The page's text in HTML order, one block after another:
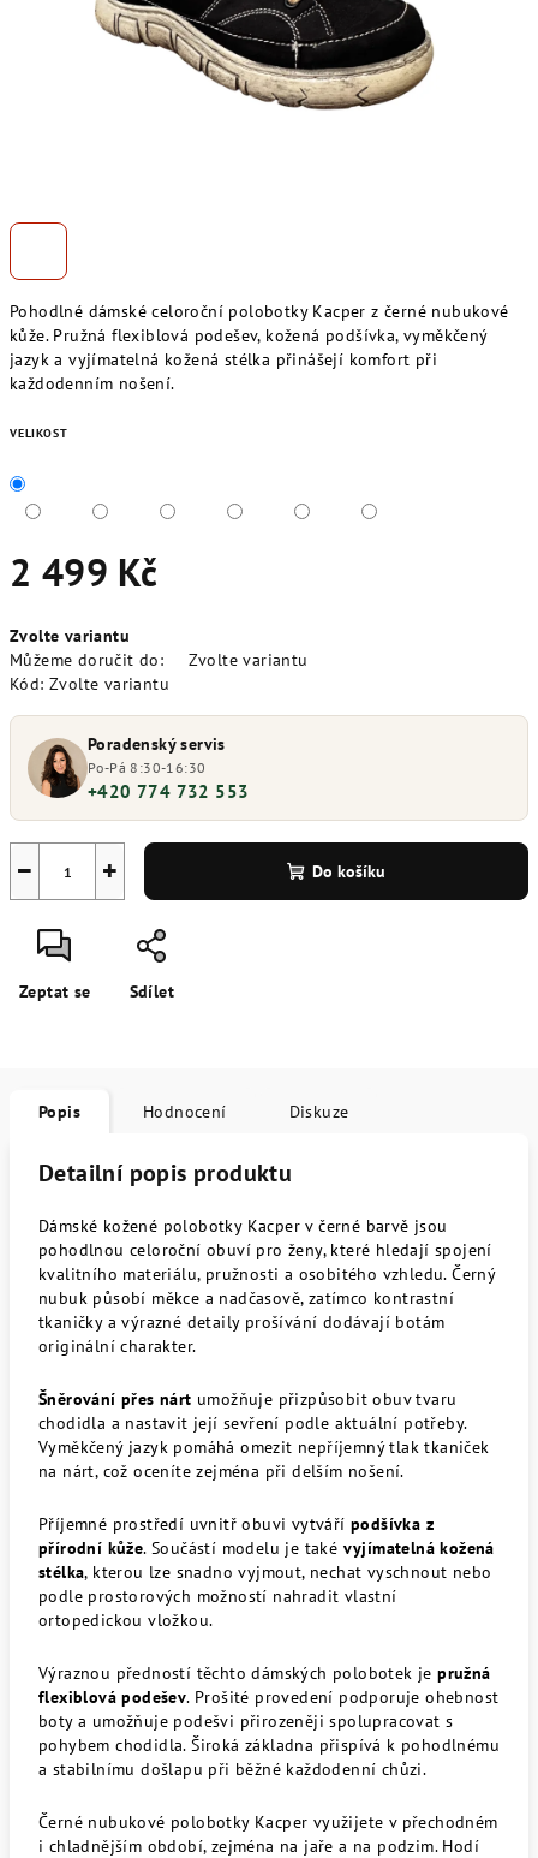
Pohodlné dámské celoroční polobotky Kacper z černé nubukové
kůže. Pružná flexiblová podešev, kožená podšívka, vyměkčený
jazyk a vyjímatelná kožená stélka přinášejí komfort při
každodenním nošení.
VELIKOST
2 499 Kč
cena:
Zvolte variantu
Můžeme doručit do:
Zvolte variantu
Kód: Zvolte variantu
Poradenský servis
Po-Pá 8:30-16:30
+420 774 732 553
+
− Do košíku
Zeptat se Sdílet
Popis Hodnocení Diskuze
Detailní popis produktu
Dámské kožené polobotky Kacper v černé barvě jsou
pohodlnou celoroční obuví pro ženy, které hledají spojení
kvalitního materiálu, pružnosti a osobitého vzhledu. Černý
nubuk působí měkce a nadčasově, zatímco kontrastní
tkaničky a výrazné detaily prošívání dodávají botám
originální charakter.
Šněrování přes nárt umožňuje přizpůsobit obuv tvaru
chodidla a nastavit její sevření podle aktuální potřeby.
Vyměkčený jazyk pomáhá omezit nepříjemný tlak tkaniček
na nárt, což oceníte zejména při delším nošení.
Příjemné prostředí uvnitř obuvi vytváří podšívka z
přírodní kůže. Součástí modelu je také vyjímatelná kožená
stélka, kterou lze snadno vyjmout, nechat vyschnout nebo
podle prostorových možností nahradit vlastní
ortopedickou vložkou.
Výraznou předností těchto dámských polobotek jepružná
flexiblová podešev. Prošité provedení podporuje ohebnost
boty a umožňuje podešvi přirozeněji spolupracovat s
pohybem chodidla. Široká základna přispívá k pohodlnému
a stabilnímu došlapu při běžné každodenní chůzi.
Černé nubukové polobotky Kacper využijete v přechodném
i chladnějším období, zejména na jaře a na podzim. Hodí